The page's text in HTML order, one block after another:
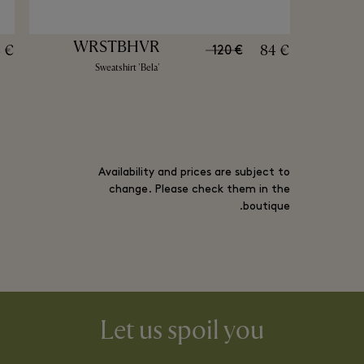
€ WRSTBHVR
Sweatshirt 'Bela'
84 €
120 €
Availability and prices are subject to
change. Please check them in the
boutique.
Let us spoil you